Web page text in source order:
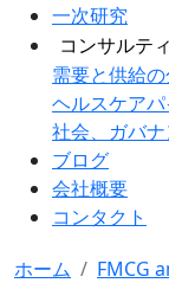
一次研究
コンサルテ
需要と供給
ヘルスケア
社会、ガバナ
ブログ
会社概要
コンタクト
ホーム FMCG